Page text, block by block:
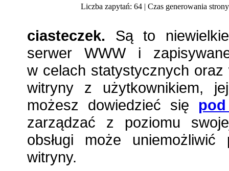
Liczba zapytań: 64 | Czas generowania
ciasteczek. Są to
serwer WWW i
w celach statystycznych
witryny z użytkownikiem,
możesz dowiedzieć się
zarządzać z poziomu
obsługi może
witryny.